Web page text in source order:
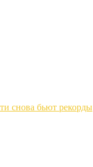
снова бьют рекорды